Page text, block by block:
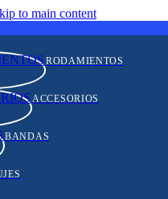
to main content
RODAMIENTOS
ACCESORIOS
BANDAS